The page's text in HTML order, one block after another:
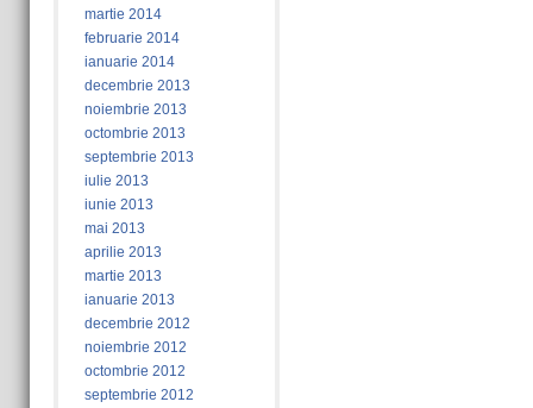
martie 2014
februarie 2014
ianuarie 2014
decembrie 2013
noiembrie 2013
octombrie 2013
septembrie 2013
iulie 2013
iunie 2013
mai 2013
aprilie 2013
martie 2013
ianuarie 2013
decembrie 2012
noiembrie 2012
octombrie 2012
septembrie 2012